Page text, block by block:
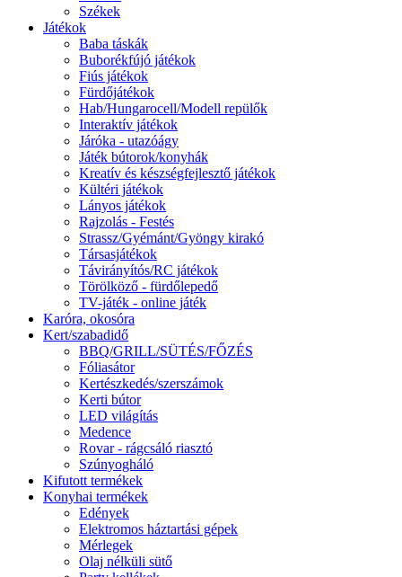
Székek
Játékok
Baba táskák
Buborékfújó játékok
Fiús játékok
Fürdőjátékok
Hab/Hungarocell/Modell repülők
Interaktív játékok
Járóka - utazóágy
Játék bútorok/konyhák
Kreatív és készségfejlesztő játékok
Kültéri játékok
Lányos játékok
Rajzolás - Festés
Strassz/Gyémánt/Gyöngy kirakó
Társasjátékok
Távirányítós/RC játékok
Törölköző - fürdőlepedő
TV-játék - online játék
Karóra, okosóra
Kert/szabadidő
BBQ/GRILL/SÜTÉS/FŐZÉS
Fóliasátor
Kertészkedés/szerszámok
Kerti bútor
LED világítás
Medence
Rovar - rágcsáló riasztó
Szúnyogháló
Kifutott termékek
Konyhai termékek
Edények
Elektromos háztartási gépek
Mérlegek
Olaj nélküli sütő